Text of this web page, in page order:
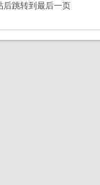
后跳转到最后一页